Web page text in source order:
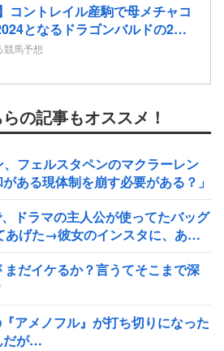
コントレイル産駒で母メチャコ
となるドラゴンバルドの2歳
競馬予想
の記事もオススメ！
フェルスタペンのマクラーレン
ある現体制を崩す必要がある？」
ドラマの主人公が使ってたバッグ
あげた→彼女のインスタに、あげ
がされてたんだが、そのコメント
だイケるか？言うてそこまで深
『アメノフル』が打ち切りになった
だが…